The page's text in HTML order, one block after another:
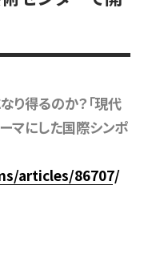
り得るのか？「現代
マにした国際シンポ
articles/86707/